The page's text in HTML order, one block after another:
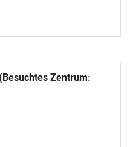
Zentrum: